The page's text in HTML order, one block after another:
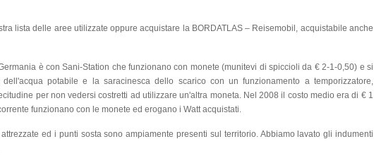
lista delle aree utilizzate oppure acquistare la BORDATLAS – Reisemobil, acquistabile anche
è con Sani-Station che funzionano con monete (munitevi di spiccioli da € 2-1-0,50) e si
potabile e la saracinesca dello scarico con un funzionamento a temporizzatore,
per non vedersi costretti ad utilizzare un'altra moneta. Nel 2008 il costo medio era di € 1
funzionano con le monete ed erogano i Watt acquistati.
ed i punti sosta sono ampiamente presenti sul territorio. Abbiamo lavato gli indumenti